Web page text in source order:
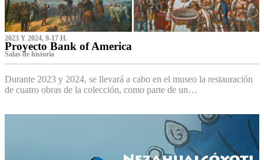
2023 Y 2024, 9-17 H.
Proyecto Bank of America
S‌alas de historia
Durante 2023 y 2024, se llevará a cabo en el museo la restauración
de cuatro obras de la colección, como parte de un…